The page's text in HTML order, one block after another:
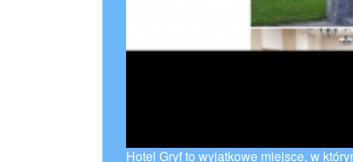
Hotel Gryf to wyjątkowe miejsce, w